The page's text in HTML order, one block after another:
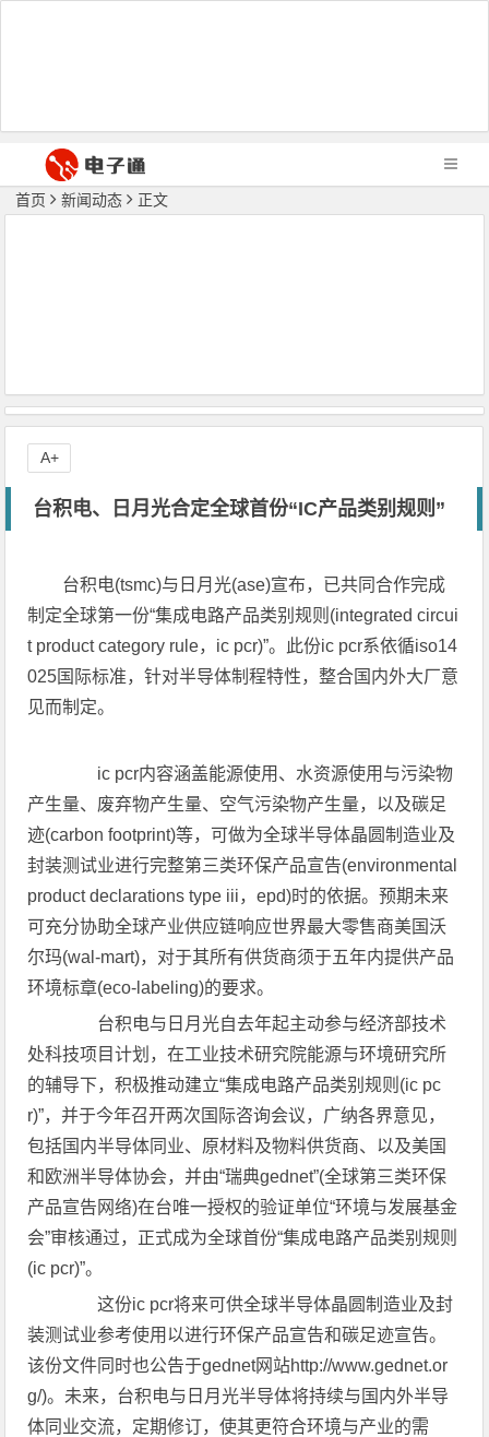
首页 新闻动态 正文
台积电、日月光合定全球首份“IC产品类别规则”
台积电(tsmc)与日月光(ase)宣布，已共同合作完成
制定全球第一份“集成电路产品类别规则(integrated circui
t product category rule，ic pcr)”。此份ic pcr系依循iso14
025国际标准，针对半导体制程特性，整合国内外大厂意
见而制定。
ic pcr内容涵盖能源使用、水资源使用与污染物
产生量、废弃物产生量、空气污染物产生量，以及碳足
迹(carbon footprint)等，可做为全球半导体晶圆制造业及
封装测试业进行完整第三类环保产品宣告(environmental
product declarations type iii，epd)时的依据。预期未来
可充分协助全球产业供应链响应世界最大零售商美国沃
尔玛(wal-mart)，对于其所有供货商须于五年内提供产品
环境标章(eco-labeling)的要求。
台积电与日月光自去年起主动参与经济部技术
处科技项目计划，在工业技术研究院能源与环境研究所
的辅导下，积极推动建立“集成电路产品类别规则(ic pc
r)”，并于今年召开两次国际咨询会议，广纳各界意见，
包括国内半导体同业、原材料及物料供货商、以及美国
和欧洲半导体协会，并由“瑞典gednet”(全球第三类环保
产品宣告网络)在台唯一授权的验证单位“环境与发展基金
会”审核通过，正式成为全球首份“集成电路产品类别规则
(ic pcr)”。
这份ic pcr将来可供全球半导体晶圆制造业及封
装测试业参考使用以进行环保产品宣告和碳足迹宣告。
该份文件同时也公告于gednet网站http://www.gednet.or
g/)。未来，台积电与日月光半导体将持续与国内外半导
体同业交流，定期修订，使其更符合环境与产业的需
A+